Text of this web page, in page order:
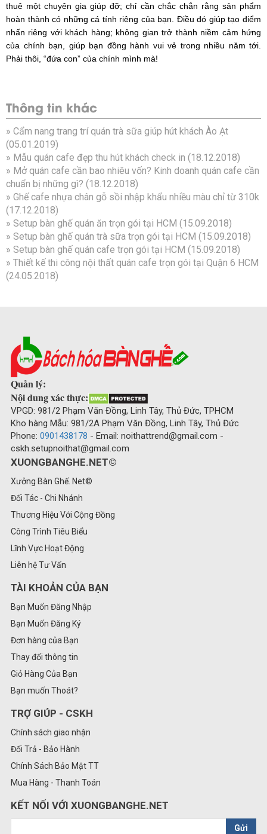
thuê một chuyên gia giúp đỡ; chỉ cần chắc chắn rằng sản phẩm
hoàn thành có những cá tính riêng của bạn. Điều đó giúp tạo điểm
nhấn riêng với khách hàng; không gian trở thành niềm cảm hứng
của chính bạn, giúp bạn đồng hành vui vẻ trong nhiều năm tới.
Phải thôi, “đứa con” của chính mình mà!
Thông tin khác
» Cẩm nang trang trí quán trà sữa giúp hút khách Ào Ạt
(05.01.2019)
» Mẫu quán cafe đẹp thu hút khách check in (18.12.2018)
» Mở quán cafe cần bao nhiêu vốn? Kinh doanh quán cafe cần
chuẩn bị những gì? (18.12.2018)
» Ghế cafe nhựa chân gỗ sồi nhập khẩu nhiều màu chỉ từ 310k
(17.12.2018)
» Setup bàn ghế quán ăn trọn gói tại HCM (15.09.2018)
» Setup bàn ghế quán trà sữa trọn gói tại HCM (15.09.2018)
» Setup bàn ghế quán cafe trọn gói tại HCM (15.09.2018)
» Thiết kế thi công nội thất quán cafe trọn gói tại Quận 6 HCM
(24.05.2018)
Quản lý:
Nội dung xác thực:
VPGD: 981/2 Phạm Văn Đồng, Linh Tây, Thủ Đức, TPHCM
Kho hàng Mẫu: 981/2A Phạm Văn Đồng, Linh Tây, Thủ Đức
Phone: 0901438178 - Email: noithattrend@gmail.com -
cskh.setupnoithat@gmail.com
XUONGBANGHE.NET©
Xưởng Bàn Ghế. Net©
Đối Tác - Chi Nhánh
Thương Hiệu Với Cộng Đồng
Công Trình Tiêu Biểu
Lĩnh Vực Hoạt Động
Liên hệ Tư Vấn
TÀI KHOẢN CỦA BẠN
Bạn Muốn Đăng Nhập
Bạn Muốn Đăng Ký
Đơn hàng của Bạn
Thay đổi thông tin
Giỏ Hàng Của Bạn
Bạn muốn Thoát?
TRỢ GIÚP - CSKH
Chính sách giao nhận
Đổi Trả - Bảo Hành
Chính Sách Bảo Mật TT
Mua Hàng - Thanh Toán
KẾT NỐI VỚI XUONGBANGHE.NET
Gửi